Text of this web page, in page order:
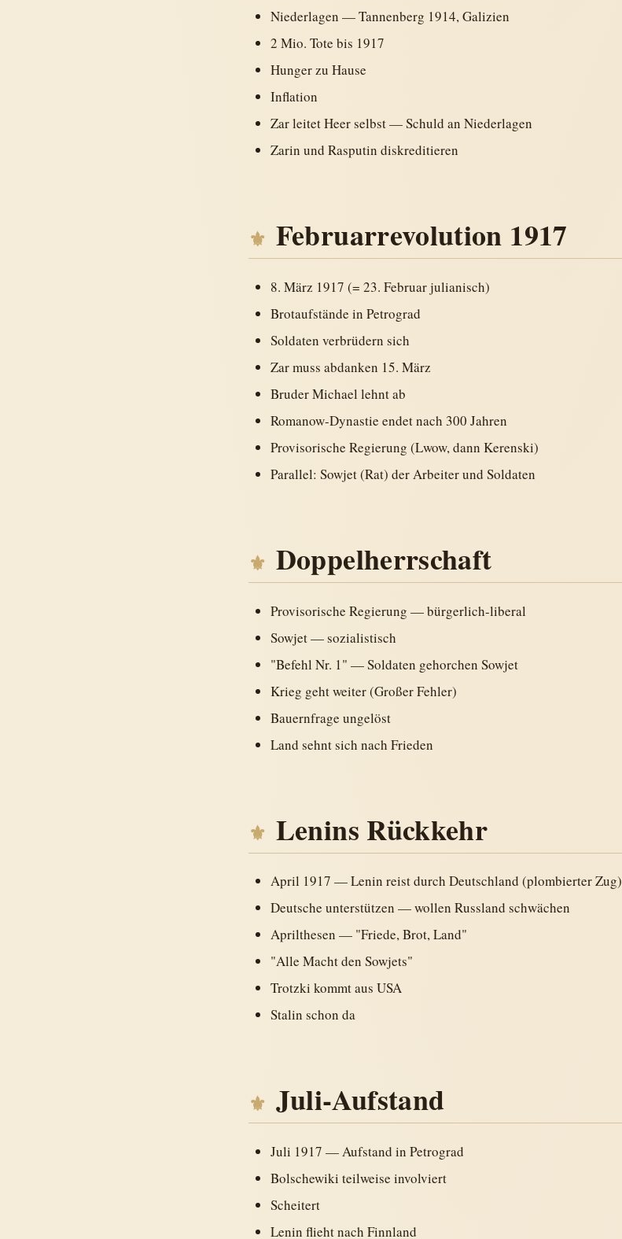
Niederlagen — Tannenberg 1914, Galizien
2 Mio. Tote bis 1917
Hunger zu Hause
Inflation
Zar leitet Heer selbst — Schuld an Niederlagen
Zarin und Rasputin diskreditieren
Februarrevolution 1917
8. März 1917 (= 23. Februar julianisch)
Brotaufstände in Petrograd
Soldaten verbrüdern sich
Zar muss abdanken 15. März
Bruder Michael lehnt ab
Romanow-Dynastie endet nach 300 Jahren
Provisorische Regierung (Lwow, dann Kerenski)
Parallel: Sowjet (Rat) der Arbeiter und Soldaten
Doppelherrschaft
Provisorische Regierung — bürgerlich-liberal
Sowjet — sozialistisch
"Befehl Nr. 1" — Soldaten gehorchen Sowjet
Krieg geht weiter (Großer Fehler)
Bauernfrage ungelöst
Land sehnt sich nach Frieden
Lenins Rückkehr
April 1917 — Lenin reist durch Deutschland (plombierter Zug)
Deutsche unterstützen — wollen Russland schwächen
Aprilthesen — "Friede, Brot, Land"
"Alle Macht den Sowjets"
Trotzki kommt aus USA
Stalin schon da
Juli-Aufstand
Juli 1917 — Aufstand in Petrograd
Bolschewiki teilweise involviert
Scheitert
Lenin flieht nach Finnland